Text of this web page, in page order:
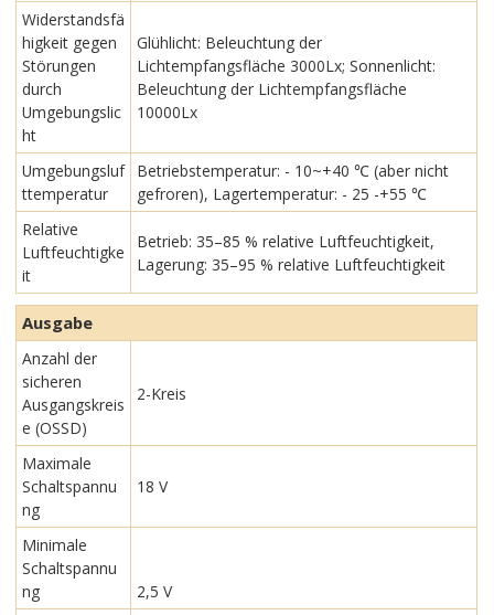
Widerstandsfä
higkeit gegen
Störungen
durch
Umgebungslic
ht
Glühlicht: Beleuchtung der
Lichtempfangsfläche 3000Lx; Sonnenlicht:
Beleuchtung der Lichtempfangsfläche
10000Lx
Umgebungsluf
ttemperatur
Betriebstemperatur: - 10~+40 ℃ (aber nicht
gefroren), Lagertemperatur: - 25 -+55 ℃
Relative
Luftfeuchtigke
it
Betrieb: 35–85 % relative Luftfeuchtigkeit,
Lagerung: 35–95 % relative Luftfeuchtigkeit
Ausgabe
Anzahl der
sicheren
Ausgangskreis
e (OSSD)
2-Kreis
Maximale
Schaltspannu
ng
18 V
Minimale
Schaltspannu
ng
2,5 V